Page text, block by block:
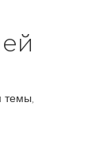
темы,